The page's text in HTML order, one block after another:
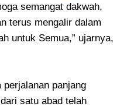
semangat dakwah,
terus mengalir dalam
untuk Semua,” ujarnya,
panjang
satu abad telah